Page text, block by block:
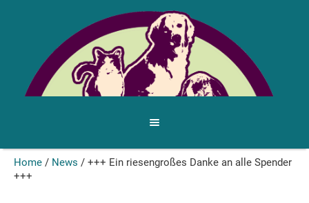
Home / News / +++ Ein riesengroßes Danke an alle Spender
+++